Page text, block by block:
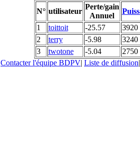
N° utilisateur
Perte/gain
Annuel
1
toittoit -25.57
3920
2
terry -5.98
3240
3
twotone -5.04
2750
Contacter l'équipe BDPV| Liste de diffusion